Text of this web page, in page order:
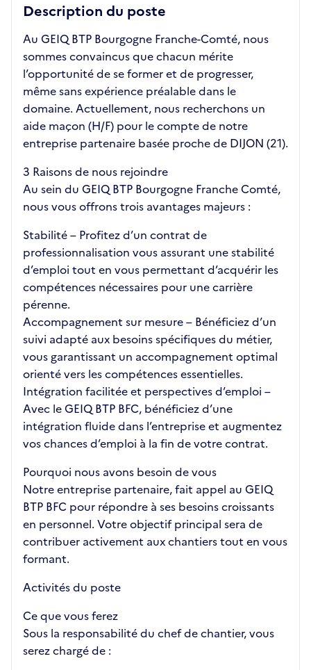
Description du poste
Au GEIQ BTP Bourgogne Franche-Comté, nous
sommes convaincus que chacun mérite
l’opportunité de se former et de progresser,
même sans expérience préalable dans le
domaine. Actuellement, nous recherchons un
aide maçon (H/F) pour le compte de notre
entreprise partenaire basée proche de DIJON (21).
3 Raisons de nous rejoindre
Au sein du GEIQ BTP Bourgogne Franche Comté,
nous vous offrons trois avantages majeurs :
Stabilité – Profitez d’un contrat de
professionnalisation vous assurant une stabilité
d’emploi tout en vous permettant d’acquérir les
compétences nécessaires pour une carrière
pérenne.
Accompagnement sur mesure – Bénéficiez d’un
suivi adapté aux besoins spécifiques du métier,
vous garantissant un accompagnement optimal
orienté vers les compétences essentielles.
Intégration facilitée et perspectives d’emploi –
Avec le GEIQ BTP BFC, bénéficiez d’une
intégration fluide dans l’entreprise et augmentez
vos chances d’emploi à la fin de votre contrat.
Pourquoi nous avons besoin de vous
Notre entreprise partenaire, fait appel au GEIQ
BTP BFC pour répondre à ses besoins croissants
en personnel. Votre objectif principal sera de
contribuer activement aux chantiers tout en vous
formant.
Activités du poste
Ce que vous ferez
Sous la responsabilité du chef de chantier, vous
serez chargé de :